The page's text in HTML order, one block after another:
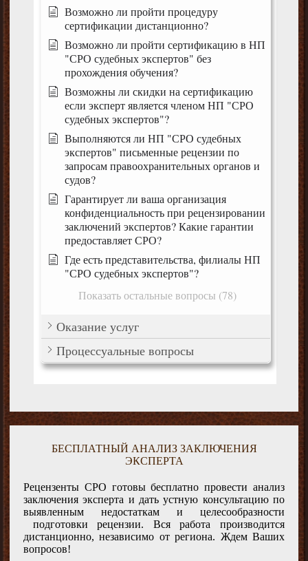
Возможно ли пройти процедуру
сертификации дистанционно?
Возможно ли пройти сертификацию в НП
"СРО судебных экспертов" без
прохождения обучения?
Возможны ли скидки на сертификацию
если эксперт является членом НП "СРО
судебных экспертов"?
Выполняются ли НП "СРО судебных
экспертов" письменные рецензии по
запросам правоохранительных органов и
судов?
Гарантирует ли ваша организация
конфиденциальность при рецензировании
заключений экспертов? Какие гарантии
предоставляет СРО?
Где есть представительства, филиалы НП
"СРО судебных экспертов"?
Показать остальные вопросы (78)
Оказание услуг
Процессуальные вопросы
БЕСПЛАТНЫЙ АНАЛИЗ ЗАКЛЮЧЕНИЯ
ЭКСПЕРТА
Рецензенты СРО готовы бесплатно провести анализ
заключения эксперта и дать устную консультацию по
выявленным недостаткам и целесообразности
подготовки рецензии. Вся работа производится
дистанционно, независимо от региона. Ждем Ваших
вопросов!